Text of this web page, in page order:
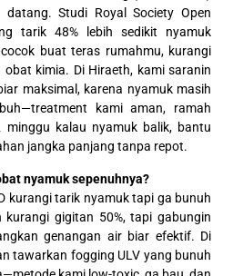
Studi Royal Society Open
tarik 48% lebih sedikit nyamuk
buat teras rumahmu, kurangi
kimia. Di Hiraeth, kami saranin
maksimal, karena nyamuk masih
kami aman, ramah
minggu kalau nyamuk balik, bantu
jangka panjang tanpa repot.
nyamuk sepenuhnya?
kurangi tarik nyamuk tapi ga bunuh
gigitan 50%, tapi gabungin
genangan air biar efektif. Di
tawarkan fogging ULV yang bunuh